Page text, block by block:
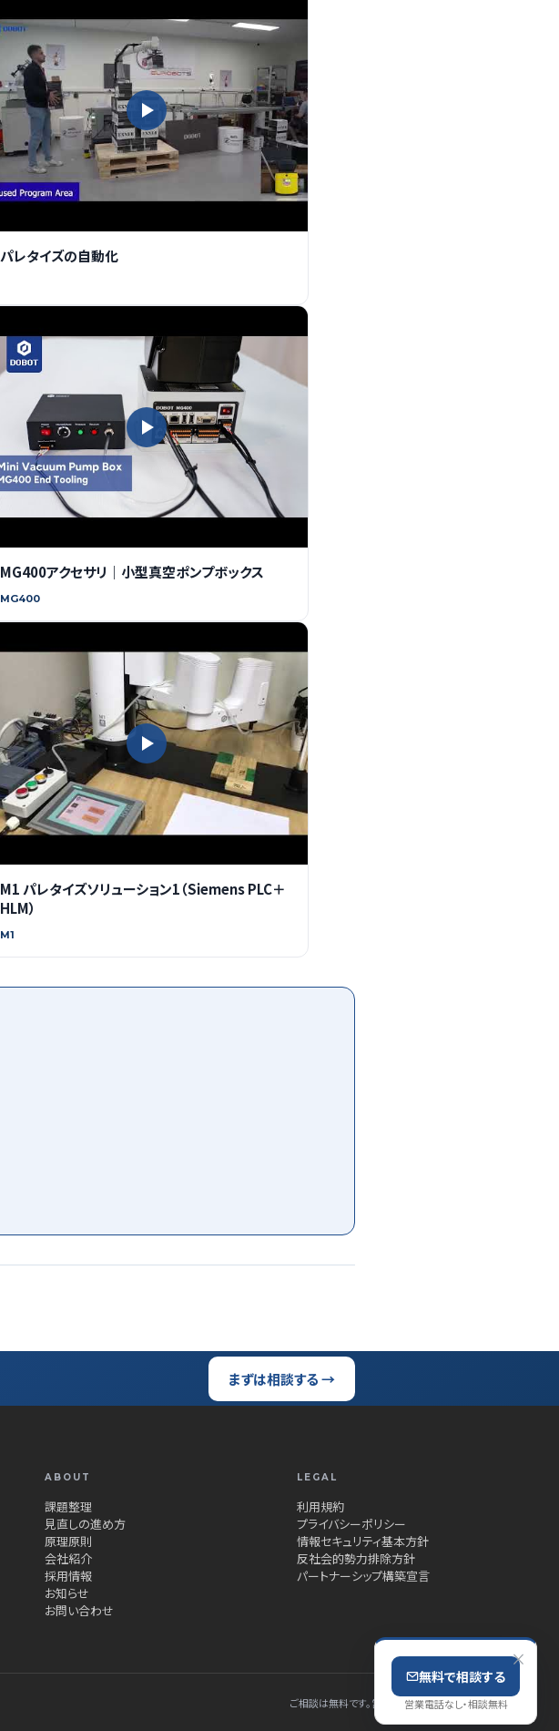
パレタイズの自動化
MG400アクセサリ｜小型真空ポンプボックス
MG400
M1 パレタイズソリューション1（Siemens PLC＋
HLM）
M1
まずは相談する →
ABOUT
課題整理
見直しの進め方
原理原則
会社紹介
採用情報
お知らせ
お問い合わせ
LEGAL
利用規約
プライバシーポリシー
情報セキュリティ基本方針
反社会的勢力排除方針
パートナーシップ構築宣言
ご相談は無料です。営業電話はしません、秘密厳守です。
×
無料で相談する
営業電話なし・相談無料